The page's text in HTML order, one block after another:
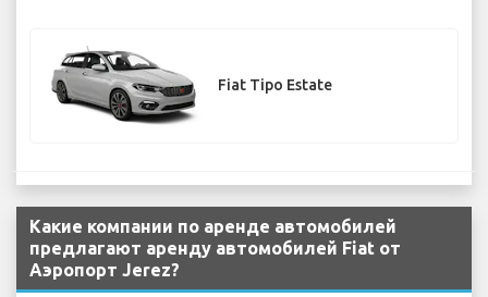
Fiat Tipo Estate
Какие компании по аренде автомобилей
предлагают аренду автомобилей Fiat от
Аэропорт Jerez?